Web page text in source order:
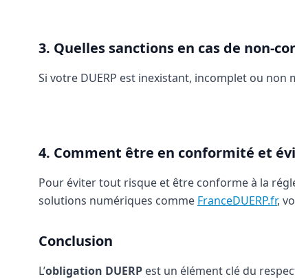
3. Quelles sanctions en cas de non-
Si votre DUERP est inexistant, incomplet ou non
4. Comment être en conformité et
Pour éviter tout risque et être conforme à la
solutions numériques comme FranceDUERP.fr,
Conclusion
L’obligation DUERP est un élément clé du